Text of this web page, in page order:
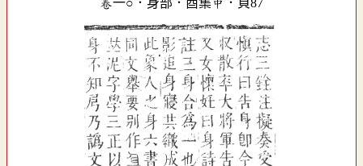
卷一○．身部．酉集中．頁87